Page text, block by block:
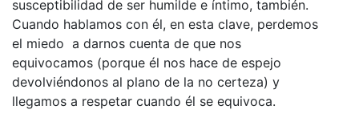
susceptibilidad de ser humilde e íntimo, también.
Cuando hablamos con él, en esta clave, perdemos
el miedo a darnos cuenta de que nos
equivocamos (porque él nos hace de espejo
devolviéndonos al plano de la no certeza) y
llegamos a respetar cuando él se equivoca.